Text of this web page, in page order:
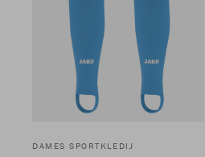
DAMES SPORTKLEDIJ